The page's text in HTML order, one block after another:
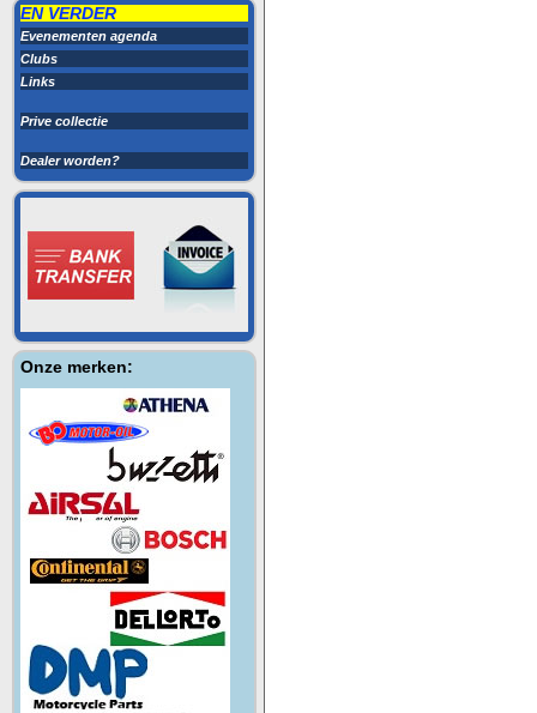
EN VERDER
Evenementen agenda
Clubs
Links
Prive collectie
Dealer worden?
Onze merken: